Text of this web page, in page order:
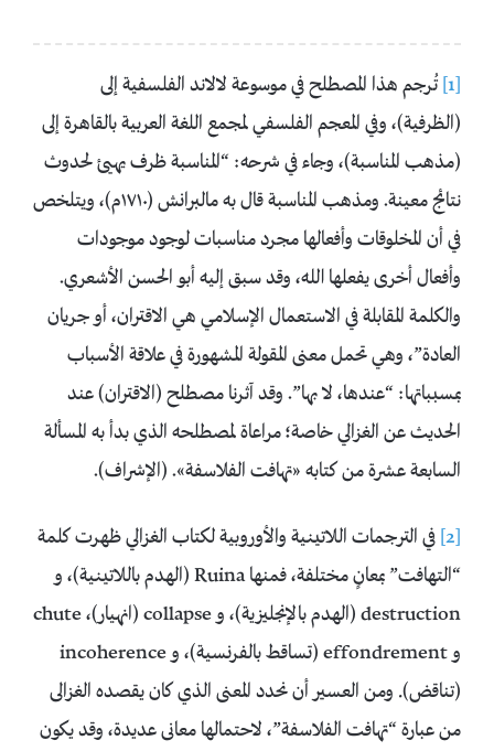
[1]
تُرجم هذا المصطلح في موسوعة لالاند الفلسفية إلى
(الظرفية)، وفي المعجم الفلسفي لمجمع اللغة العربية بالقاهرة إلى
(مذهب المناسبة)، وجاء في شرحه: “المناسبة ظرف يهيئ لحدوث
نتائج معينة. ومذهب المناسبة قال به مالبرانش (۱۷۱۰م)، ويتلخص
في أن المخلوقات وأفعالها مجرد مناسبات لوجود موجودات
وأفعال أخرى يفعلها الله، وقد سبق إليه أبو الحسن الأشعري.
والكلمة المقابلة في الاستعمال الإسلامي هي الاقتران، أو جريان
العادة”، وهي تحمل معنى المقولة المشهورة في علاقة الأسباب
بمسبباتها: “عندها، لا بها”. وقد آثرنا مصطلح (الاقتران) عند
الحديث عن الغزالي خاصة؛ مراعاة لمصطلحه الذي بدأ به المسألة
السابعة عشرة من كتابه «تهافت الفلاسفة». (الإشراف).
[2]
في الترجمات اللاتينية والأوروبية لكتاب الغزالي ظهرت كلمة
“التهافت” بمعانٍ مختلفة، فمنها Ruina (الهدم باللاتينية)، و
destruction (الهدم بالإنجليزية)، و collapse (انهيار)، chute
و effondrement (تساقط بالفرنسية)، و incoherence
(تناقض). ومن العسير أن نحدد المعنى الذي كان يقصده الغزالى
من عبارة “تهافت الفلاسفة”، لاحتمالها معانی عديدة، وقد يكون